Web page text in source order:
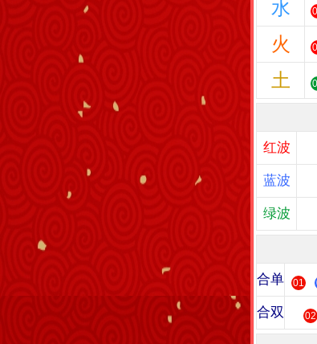
水
火
土
红波
蓝波
绿波
合单 01
合双 02